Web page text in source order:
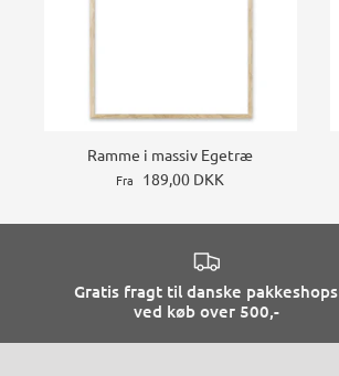
Ramme i massiv Egetræ
Fra 189,00 DKK
Gratis fragt til danske pakkeshops
ved køb over 500,-